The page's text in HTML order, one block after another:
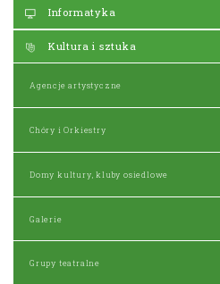
Informatyka
Kultura i sztuka
Agencje artystyczne
Chóry i Orkiestry
Domy kultury, kluby osiedlowe
Galerie
Grupy teatralne